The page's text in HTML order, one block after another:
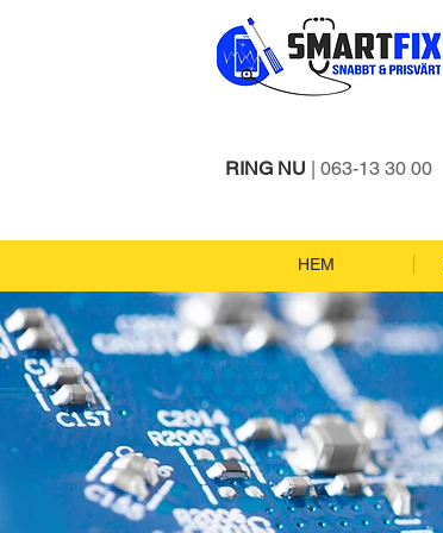
RING NU | 063-13 30 00
HEM